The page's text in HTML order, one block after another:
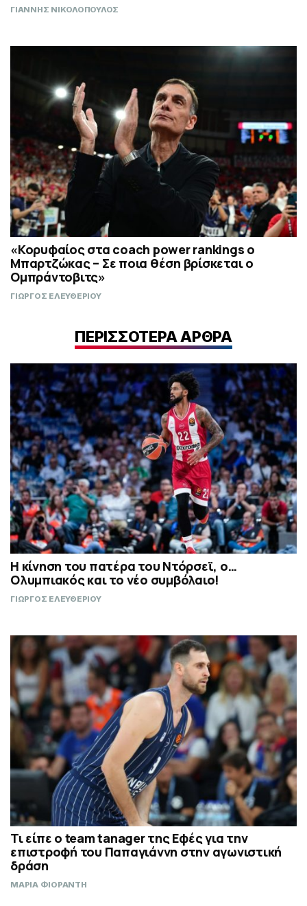
ΓΙΑΝΝΗΣ ΝΙΚΟΛΟΠΟΥΛΟΣ
«Κορυφαίος στα coach power rankings ο
Μπαρτζώκας – Σε ποια θέση βρίσκεται ο
Ομπράντοβιτς»
ΓΙΩΡΓΟΣ ΕΛΕΥΘΕΡΙΟΥ
ΠΕΡΙΣΣΟΤΕΡΑ ΑΡΘΡΑ
Η κίνηση του πατέρα του Ντόρσεϊ, ο…
Ολυμπιακός και το νέο συμβόλαιο!
ΓΙΩΡΓΟΣ ΕΛΕΥΘΕΡΙΟΥ
Τι είπε ο team tanager της Εφές για την
επιστροφή του Παπαγιάννη στην αγωνιστική
δράση
ΜΑΡΙΑ ΦΙΟΡΑΝΤΗ